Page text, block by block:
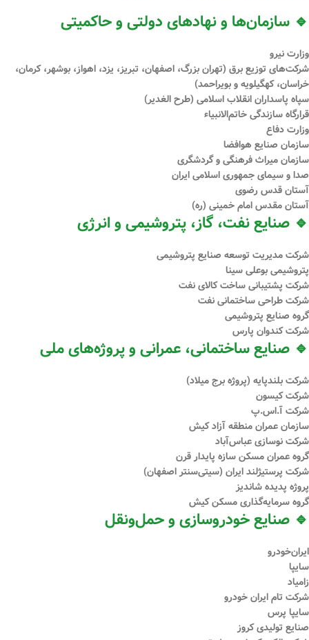
🔹 سازمان‌ها و نهادهای دولتی و حاکمیتی
وزارت نیرو
شرکت‌های توزیع برق (تهران بزرگ، اصفهان، تبریز، یزد، اهواز، بوشهر، کرمان،
خراسان، کهگیلویه و بویراحمد)
سپاه پاسداران انقلاب اسلامی (طرح الغدیر)
قرارگاه سازندگی خاتم‌الانبیاء
وزارت دفاع
سازمان صنایع هوافضا
سازمان میراث فرهنگی و گردشگری
صدا و سیمای جمهوری اسلامی ایران
آستان قدس رضوی
آستان مقدس امام خمینی (ره)
🔹 صنایع نفت، گاز، پتروشیمی و انرژی
شرکت مدیریت توسعه صنایع پتروشیمی
پتروشیمی بوعلی سینا
شرکت پشتیبانی ساخت کالای نفت
شرکت طراحی ساختمانی نفت
گروه صنایع پتروشیمی
شرکت کندوان پارس
🔹 صنایع ساختمانی، عمرانی و پروژه‌های ملی
شرکت بلندپایه (پروژه برج میلاد)
شرکت کیسون
شرکت آ.اس.پ
سازمان عمران منطقه آزاد کیش
شرکت نوسازی عباس‌آباد
گروه عمران مسکن سازه پایدار قرن
شرکت پرستیژلند ایران (سیتی‌سنتر اصفهان)
پروژه پدیده شاندیز
گروه سرمایه‌گذاری مسکن کیش
🔹 صنایع خودروسازی و حمل‌ونقل
ایران‌خودرو
سایپا
زامیاد
شرکت تام ایران خودرو
سایپا پرس
صنایع تولیدی کروز